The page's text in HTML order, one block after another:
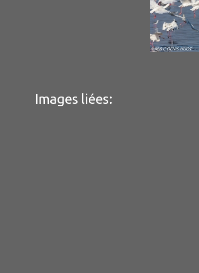
Images liées: